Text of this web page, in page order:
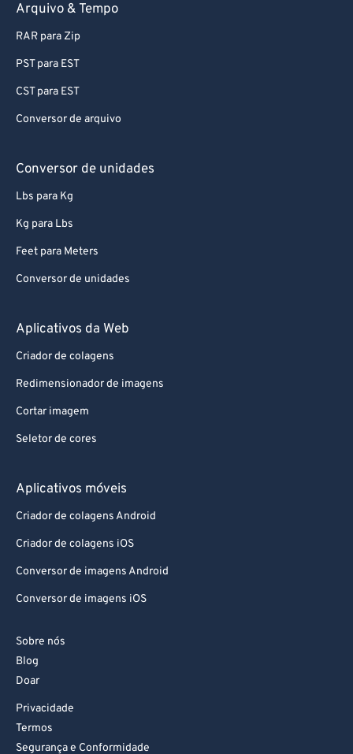
Arquivo & Tempo
RAR para Zip
PST para EST
CST para EST
Conversor de arquivo
Conversor de unidades
Lbs para Kg
Kg para Lbs
Feet para Meters
Conversor de unidades
Aplicativos da Web
Criador de colagens
Redimensionador de imagens
Cortar imagem
Seletor de cores
Aplicativos móveis
Criador de colagens Android
Criador de colagens iOS
Conversor de imagens Android
Conversor de imagens iOS
Sobre nós
Blog
Doar
Privacidade
Termos
Segurança e Conformidade